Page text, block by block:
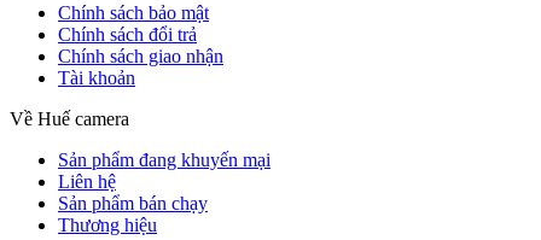
Chính sách bảo mật
Chính sách đổi trả
Chính sách giao nhận
Tài khoản
Về Huế camera
Sản phẩm đang khuyến mại
Liên hệ
Sản phẩm bán chạy
Thương hiệu